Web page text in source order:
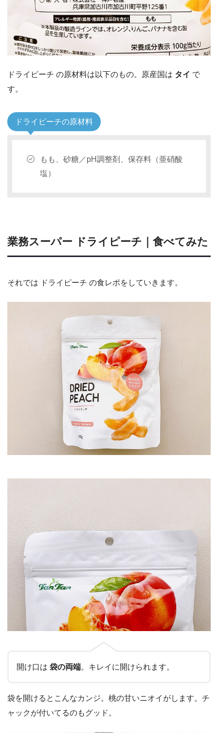
ドライピーチ の原材料は以下のもの。原産国は タイ で
す。
ドライピーチの原材料
もも、砂糖／pH調整剤、保存料（亜硝酸
塩）
業務スーパー ドライピーチ｜食べてみた
それでは ドライピーチ の食レポをしていきます。
開け口は 袋の両端。キレイに開けられます。
袋を開けるとこんなカンジ。桃の甘いニオイがします。チ
ャックが付いてるのもグッド。